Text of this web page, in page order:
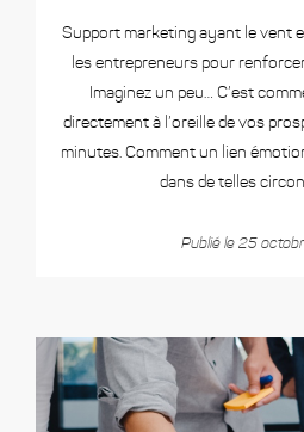
Support marketing ayant le vent
les entrepreneurs pour
Imaginez un peu… C’est
directement à l’oreille de vos
minutes. Comment un lien
dans de telles
Publié le 25